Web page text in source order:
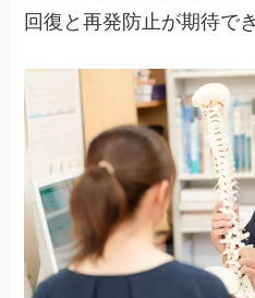
回復と再発防止が期待で